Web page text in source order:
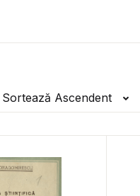
Sortează Ascendent